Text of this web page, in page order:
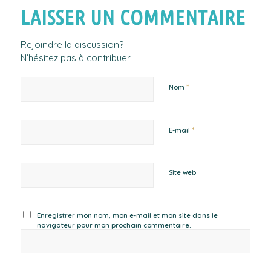
LAISSER UN COMMENTAIRE
Rejoindre la discussion?
N’hésitez pas à contribuer !
Nom *
E-mail *
Site web
Enregistrer mon nom, mon e-mail et mon site dans le
navigateur pour mon prochain commentaire.